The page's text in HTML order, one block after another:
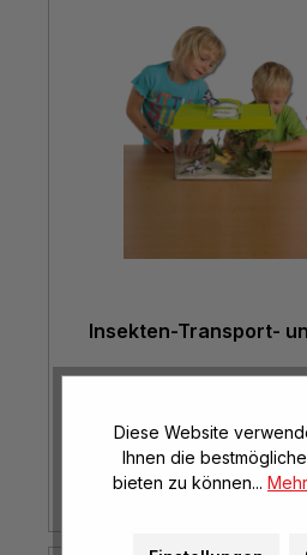
Insekten-Transport-
€ 12,95*
Diese Website
Ihnen die
bieten zu können...